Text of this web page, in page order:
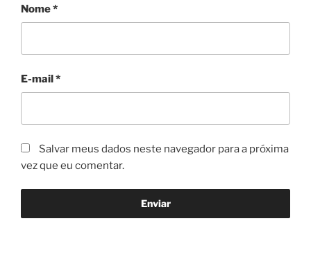
Nome*
E-mail*
Salvar meus dados neste navegador para a próxima
vez que eu comentar.